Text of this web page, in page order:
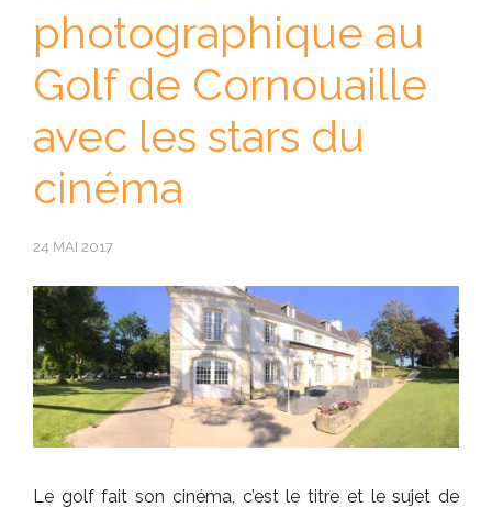
photographique au
Golf de Cornouaille
avec les stars du
cinéma
24 MAI 2017
Le golf fait son cinéma, c’est le titre et le sujet de